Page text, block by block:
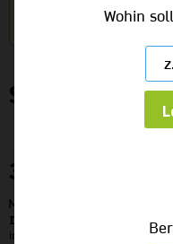
Salitos Blue
(4 x 6er) x 0,33l
34,49 €
MEHRWEG
Inhalt:
7.92 Liter (4,35 € / 1
inkl. MwSt.
zzgl. Versandkosten
Wohin